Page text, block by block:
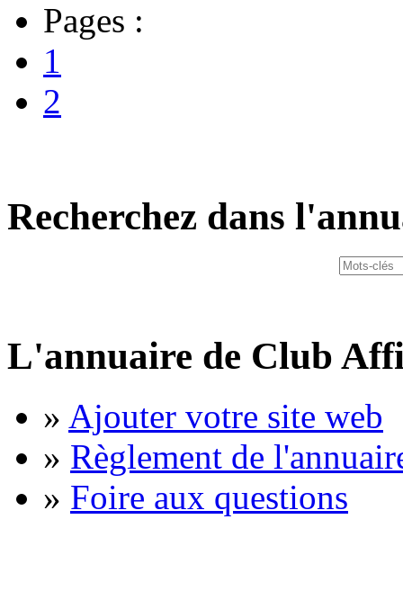
Pages :
1
2
Recherchez dans
L'annuaire de Club
» Ajouter votre site web
» Règlement de
» Foire aux questions